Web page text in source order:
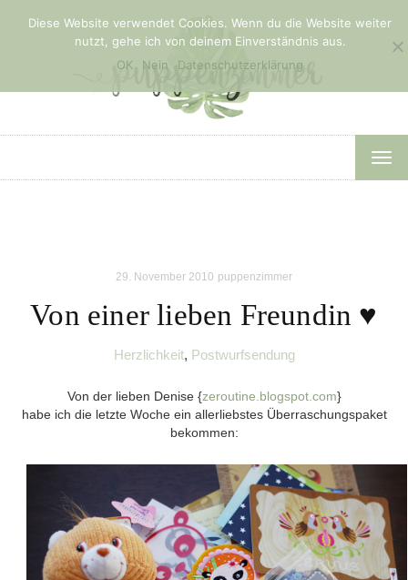
29. November 2010 puppenzimmer
Von einer lieben Freundin ♥
Herzlichkeit, Postwurfsendung
Von der lieben Denise {zeroutine.blogspot.com}
habe ich die letzte Woche ein allerliebstes Überraschungspaket
bekommen:
Diese Website verwendet Cookies. Wenn du die Website weiter
nutzt, gehe ich von deinem Einverständnis aus.
OK
Nein Datenschutzerklärung